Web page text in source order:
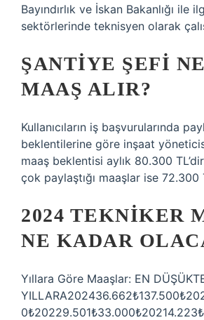
Bayındırlık ve İskan Bakanlığı ile
sektörlerinde teknisyen olarak
ŞANTIYE ŞEFI
MAAŞ ALIR?
Kullanıcıların iş başvurularında
beklentilerine göre inşaat
maaş beklentisi aylık 80.300
çok paylaştığı maaşlar ise 72.300
2024 TEKNIKER
NE KADAR
Yıllara Göre Maaşlar: EN